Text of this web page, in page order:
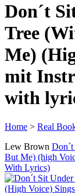
Don´t
Tree
Me)
mit
with
Home > Real
Lew Brown
But Me) (high
With Lyrics)